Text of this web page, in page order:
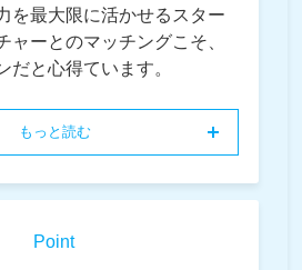
を最大限に活かせるスター
ャーとのマッチングこそ、
だと心得ています。
もっと読む
Point